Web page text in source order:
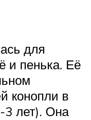
для
и пенька. Её
конопли в
3 лет). Она